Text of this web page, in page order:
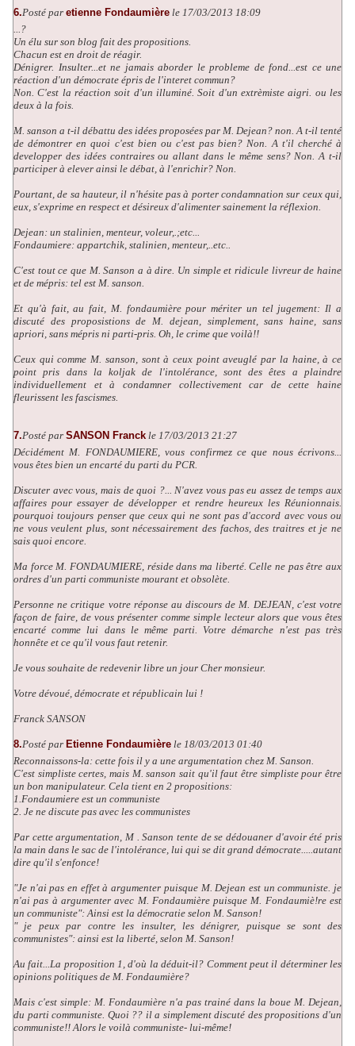
6.Posté par etienne Fondaumière le 17/03/2013 18:09
...?
Un élu sur son blog fait des propositions.
Chacun est en droit de réagir.
Dénigrer. Insulter...et ne jamais aborder le probleme de fond...est ce une
réaction d'un démocrate épris de l'interet commun?
Non. C'est la réaction soit d'un illuminé. Soit d'un extrèmiste aigri. ou les
deux à la fois.
M. sanson a t-il débattu des idées proposées par M. Dejean? non. A t-il tenté
de démontrer en quoi c'est bien ou c'est pas bien? Non. A t'il cherché à
developper des idées contraires ou allant dans le même sens? Non. A t-il
participer à elever ainsi le débat, à l'enrichir? Non.
Pourtant, de sa hauteur, il n'hésite pas à porter condamnation sur ceux qui,
eux, s'exprime en respect et désireux d'alimenter sainement la réflexion.
Dejean: un stalinien, menteur, voleur,.;etc...
Fondaumiere: appartchik, stalinien, menteur,..etc..
C'est tout ce que M. Sanson a à dire. Un simple et ridicule livreur de haine
et de mépris: tel est M. sanson.
Et qu'à fait, au fait, M. fondaumière pour mériter un tel jugement: Il a
discuté des proposistions de M. dejean, simplement, sans haine, sans
apriori, sans mépris ni parti-pris. Oh, le crime que voilà!!
Ceux qui comme M. sanson, sont à ceux point aveuglé par la haine, à ce
point pris dans la koljak de l'intolérance, sont des êtes a plaindre
individuellement et à condamner collectivement car de cette haine
fleurissent les fascismes.
7.Posté par SANSON Franck le 17/03/2013 21:27
Décidément M. FONDAUMIERE, vous confirmez ce que nous écrivons...
vous êtes bien un encarté du parti du PCR.
Discuter avec vous, mais de quoi ?... N'avez vous pas eu assez de temps aux
affaires pour essayer de développer et rendre heureux les Réunionnais.
pourquoi toujours penser que ceux qui ne sont pas d'accord avec vous ou
ne vous veulent plus, sont nécessairement des fachos, des traitres et je ne
sais quoi encore.
Ma force M. FONDAUMIERE, réside dans ma liberté. Celle ne pas être aux
ordres d'un parti communiste mourant et obsolète.
Personne ne critique votre réponse au discours de M. DEJEAN, c'est votre
façon de faire, de vous présenter comme simple lecteur alors que vous êtes
encarté comme lui dans le même parti. Votre démarche n'est pas très
honnête et ce qu'il vous faut retenir.
Je vous souhaite de redevenir libre un jour Cher monsieur.
Votre dévoué, démocrate et républicain lui !
Franck SANSON
8.Posté par Etienne Fondaumière le 18/03/2013 01:40
Reconnaissons-la: cette fois il y a une argumentation chez M. Sanson.
C'est simpliste certes, mais M. sanson sait qu'il faut être simpliste pour être
un bon manipulateur. Cela tient en 2 propositions:
1.Fondaumiere est un communiste
2. Je ne discute pas avec les communistes
Par cette argumentation, M . Sanson tente de se dédouaner d'avoir été pris
la main dans le sac de l'intolérance, lui qui se dit grand démocrate.....autant
dire qu'il s'enfonce!
"Je n'ai pas en effet à argumenter puisque M. Dejean est un communiste. je
n'ai pas à argumenter avec M. Fondaumière puisque M. Fondaumiè!re est
un communiste": Ainsi est la démocratie selon M. Sanson!
" je peux par contre les insulter, les dénigrer, puisque se sont des
communistes": ainsi est la liberté, selon M. Sanson!
Au fait...La proposition 1, d'où la déduit-il? Comment peut il déterminer les
opinions politiques de M. Fondaumière?
Mais c'est simple: M. Fondaumière n'a pas trainé dans la boue M. Dejean,
du parti communiste. Quoi ?? il a simplement discuté des propositions d'un
communiste!! Alors le voilà communiste- lui-même!